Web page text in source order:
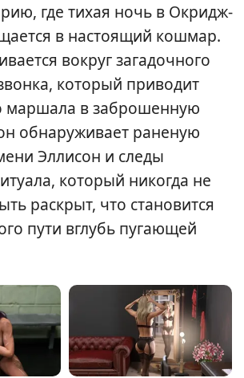
где тихая ночь в Окридж-
в настоящий кошмар.
вокруг загадочного
который приводит
маршала в заброшенную
обнаруживает раненую
Эллисон и следы
который никогда не
раскрыт, что становится
пути вглубь пугающей